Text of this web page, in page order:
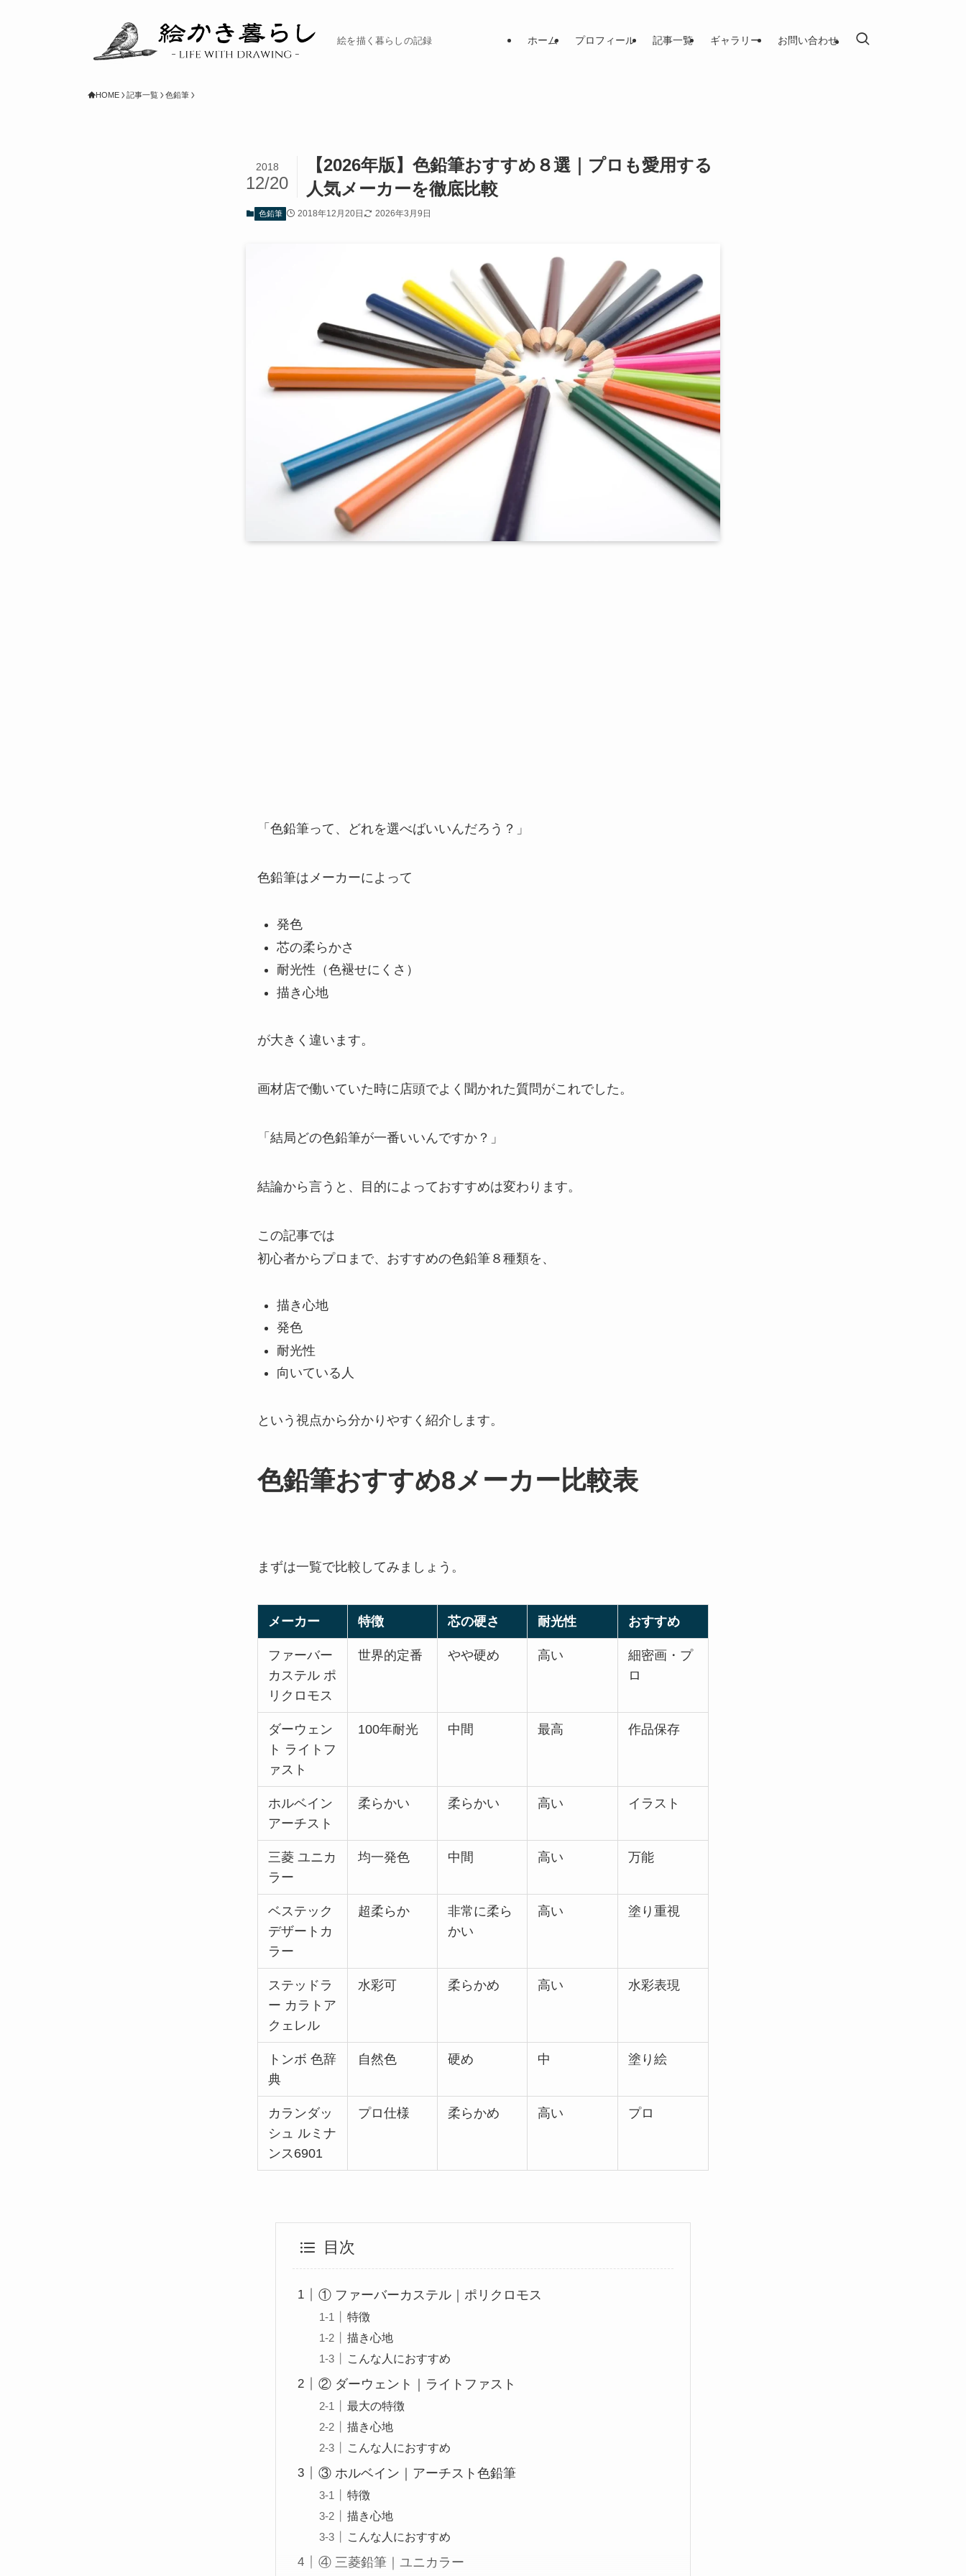
絵を描く暮らしの記録 ホーム プロフィール 記事一覧 ギャラリー お問い合わせ
HOME 記事一覧 色鉛筆
【2026年版】色鉛筆おすすめ８選｜プロも愛用する
人気メーカーを徹底比較
2018
12/20
色鉛筆 2018年12月20日 2026年3月9日
「色鉛筆って、どれを選べばいいんだろう？」
色鉛筆はメーカーによって
発色
芯の柔らかさ
耐光性（色褪せにくさ）
描き心地
が大きく違います。
画材店で働いていた時に店頭でよく聞かれた質問がこれでした。
「結局どの色鉛筆が一番いいんですか？」
結論から言うと、目的によっておすすめは変わります。
この記事では
初心者からプロまで、おすすめの色鉛筆８種類を、
描き心地
発色
耐光性
向いている人
という視点から分かりやすく紹介します。
色鉛筆おすすめ8メーカー比較表
まずは一覧で比較してみましょう。
メーカー 特徴 芯の硬さ 耐光性 おすすめ
ファーバー
カステル ポ
リクロモス
世界的定番 やや硬め 高い
細密画・プ
ロ
ダーウェン
ト ライトフ
ァスト
100年耐光 中間 最高 作品保存
ホルベイン
アーチスト
柔らかい 柔らかい 高い イラスト
三菱 ユニカ
ラー
均一発色 中間 高い 万能
ベステック
デザートカ
ラー
超柔らか
非常に柔ら
かい
高い 塗り重視
ステッドラ
ー カラトア
クェレル
水彩可 柔らかめ 高い 水彩表現
トンボ 色辞
典
自然色 硬め 中 塗り絵
カランダッ
シュ ルミナ
ンス6901
プロ仕様 柔らかめ 高い プロ
目次
① ファーバーカステル｜ポリクロモス
特徴
描き心地
こんな人におすすめ
② ダーウェント｜ライトファスト
最大の特徴
描き心地
こんな人におすすめ
③ ホルベイン｜アーチスト色鉛筆
特徴
描き心地
こんな人におすすめ
④ 三菱鉛筆｜ユニカラー